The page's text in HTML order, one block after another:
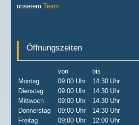
unseremTeam.
Öffnungszeiten
von
bis
Montag
09:00 Uhr
14:30 Uhr
Dienstag
09:00 Uhr
14:30 Uhr
Mittwoch
09:00 Uhr
14:30 Uhr
Donnerstag
09:00 Uhr
14:30 Uhr
Freitag
09:00 Uhr 12:00 Uhr